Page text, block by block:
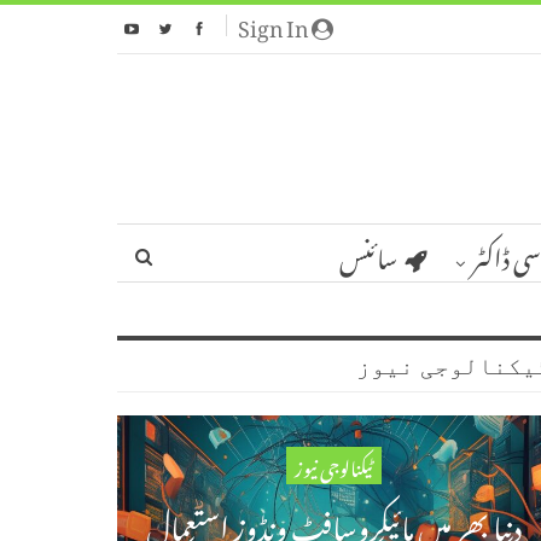
Sign In
ڈاکٹر سائنس
نیوز
ٹیکنالوجی نیوز
دنیا بھر میں مائیکروسافٹ ونڈوز استعمال